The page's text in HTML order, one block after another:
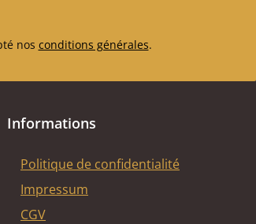
nos conditions générales.
Informations
Politique de confidentialité
Impressum
CGV